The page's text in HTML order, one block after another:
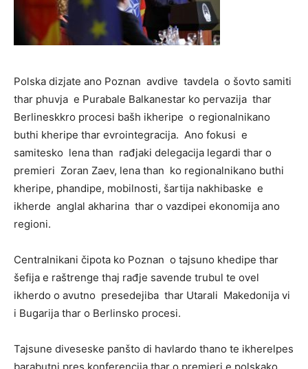
Polska dizjate ano Poznan avdive tavdela o šovto samiti
thar phuvja e Purabale Balkanestar ko pervazija thar
Berlineskkro procesi bašh ikheripe o regionalnikano
buthi kheripe thar evrointegracija. Ano fokusi e
samitesko lena than rađjaki delegacija legardi thar o
premieri Zoran Zaev, lena than ko regionalnikano buthi
kheripe, phandipe, mobilnosti, šartija nakhibaske e
ikherde anglal akharina thar o vazdipei ekonomija ano
regioni.
Centralnikani čipota ko Poznan o tajsuno khedipe thar
šefija e raštrenge thaj rađje savende trubul te ovel
ikherdo o avutno presedejiba thar Utarali Makedonija vi
i Bugarija thar o Berlinsko procesi.
Tajsune diveseske panšto di havlardo thano te ikherelpes
barabutni pres konferencija thar o premieri e polskako